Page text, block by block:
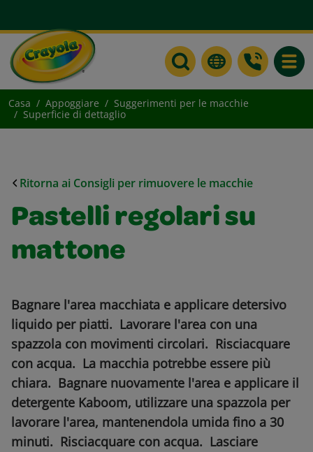
Casa Appoggiare
Suggerimenti per le macchie
Superficie di dettaglio
Ritorna ai Consigli per rimuovere le macchie
Pastelli regolari su
mattone
Bagnare l'area macchiata e applicare detersivo
liquido per piatti. Lavorare l'area con una
spazzola con movimenti circolari. Risciacquare
con acqua. La macchia potrebbe essere più
chiara. Bagnare nuovamente l'area e applicare il
detergente Kaboom, utilizzare una spazzola per
lavorare l'area, mantenendola umida fino a 30
minuti. Risciacquare con acqua. Lasciare